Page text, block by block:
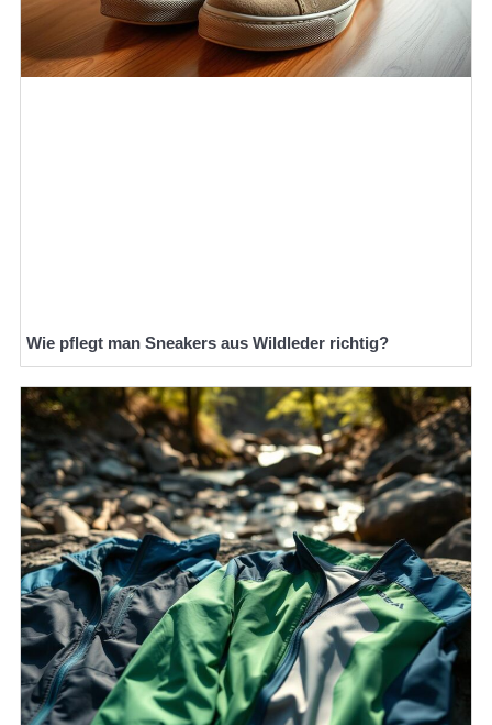
Wie pflegt man Sneakers aus Wildleder richtig?